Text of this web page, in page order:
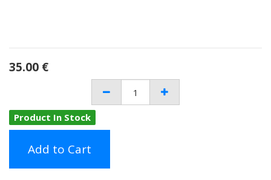
35.00 €
Product In Stock
Add to Cart